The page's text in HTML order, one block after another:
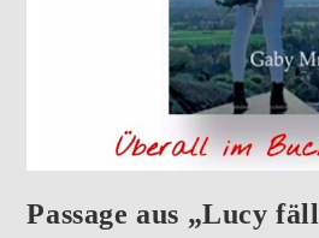
Passage aus „Lucy